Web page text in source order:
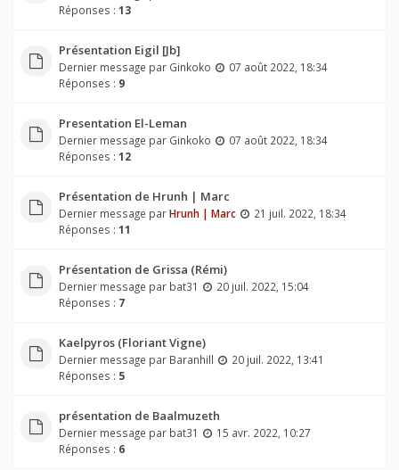
Réponses : 13
Présentation Eigil [Jb]
Dernier message par Ginkoko
07 août 2022, 18:34
Réponses : 9
Presentation El-Leman
Dernier message par Ginkoko
07 août 2022, 18:34
Réponses : 12
Présentation de Hrunh | Marc
Dernier message parHrunh | Marc
21 juil. 2022, 18:34
Réponses : 11
Présentation de Grissa (Rémi)
Dernier message par bat31
20 juil. 2022, 15:04
Réponses : 7
Kaelpyros (Floriant Vigne)
Dernier message par Baranhill
20 juil. 2022, 13:41
Réponses : 5
présentation de Baalmuzeth
Dernier message par bat31
15 avr. 2022, 10:27
Réponses : 6